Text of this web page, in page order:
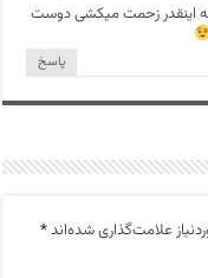
اینقدر زحمت میکشی دوست
پاسخ
علامت‌گذاری شده‌اند*